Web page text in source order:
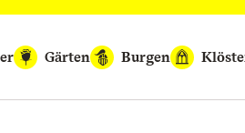
Gärten Burgen